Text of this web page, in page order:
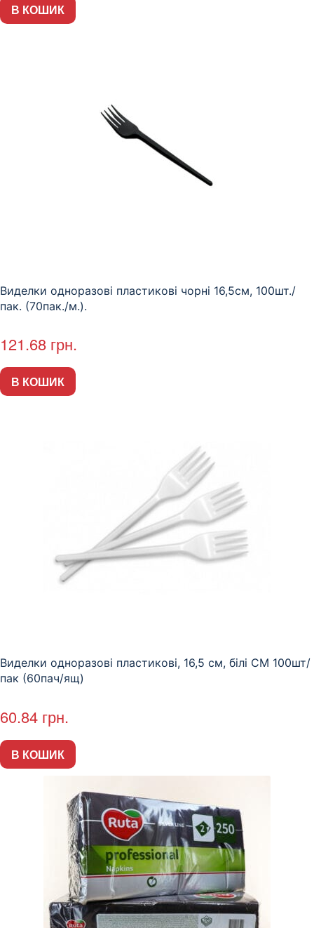
В КОШИК
Виделки одноразові пластикові чорні 16,5см, 100шт./
пак. (70пак./м.).
121.68 грн.
В КОШИК
Виделки одноразові пластикові, 16,5 см, білі СМ 100шт/
пак (60пач/ящ)
60.84 грн.
В КОШИК